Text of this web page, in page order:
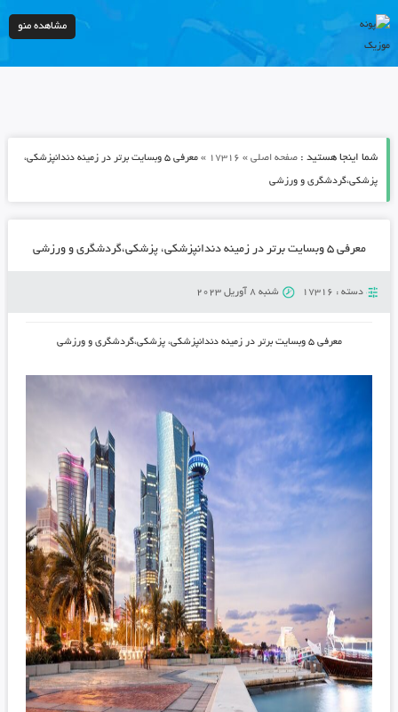
مشاهده منو
شما اینجا هستید : صفحه اصلی»
17316
» معرفی ۵ وبسایت برتر در زمینه دندانپزشکی،
پزشکی،گردشگری و ورزشی
معرفی ۵ وبسایت برتر در زمینه دندانپزشکی، پزشکی،گردشگری و ورزشی
دسته : 17316 شنبه 8 آوریل 2023
معرفی ۵ وبسایت برتر در زمینه دندانپزشکی، پزشکی،گردشگری و ورزشی